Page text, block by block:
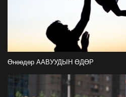
2026-07-21
Засгийн
шийдвэрийг
2026-07-21
Тажикистан
Рахмоныг
2026-07-21
Өнөөдөр ААВУУДЫН ӨДӨР